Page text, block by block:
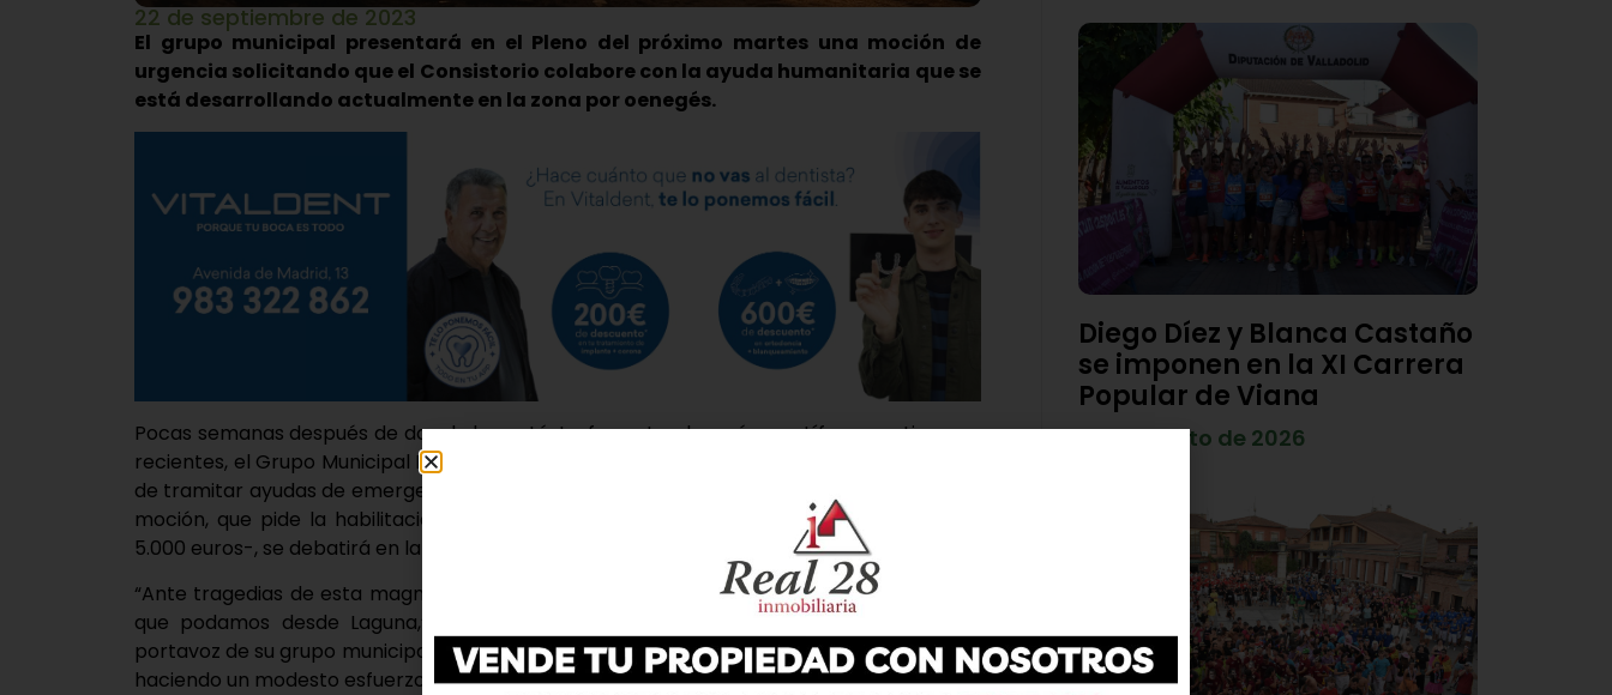
22 de septiembre de 2023
El grupo municipal presentará en el Pleno del próximo martes una moción de
urgencia solicitando que el Consistorio colabore con la ayuda humanitaria que se
está desarrollando actualmente en la zona por oenegés.
Pocas semanas después de dos de las catástrofes naturales más mortíferas en tiempos
recientes, el Grupo Municipal Izquierda Unida-Podemos ha registrado una moción a favor
de tramitar ayudas de emergencia en beneficio de los afectados en Libia y Marruecos. La
moción, que pide la habilitación de dos partidas de igual importe -concretamente, de
5.000 euros-, se debatirá en la próxima sesión ordinaria del Pleno municipal.
“Ante tragedias de esta magnitud, con decenas de miles de víctimas, toca apoyar en lo
que podamos desde Laguna,” ha afirmado Eva Diez, concejala de Izquierda Unida y
portavoz de su grupo municipal. “Es nuestro deber responder con un gesto de solidaridad,
haciendo un modesto esfuerzo económico desde las arcas municipales.”
Diego Díez y Blanca Castaño
se imponen en la XI Carrera
Popular de Viana
4 de agosto de 2026